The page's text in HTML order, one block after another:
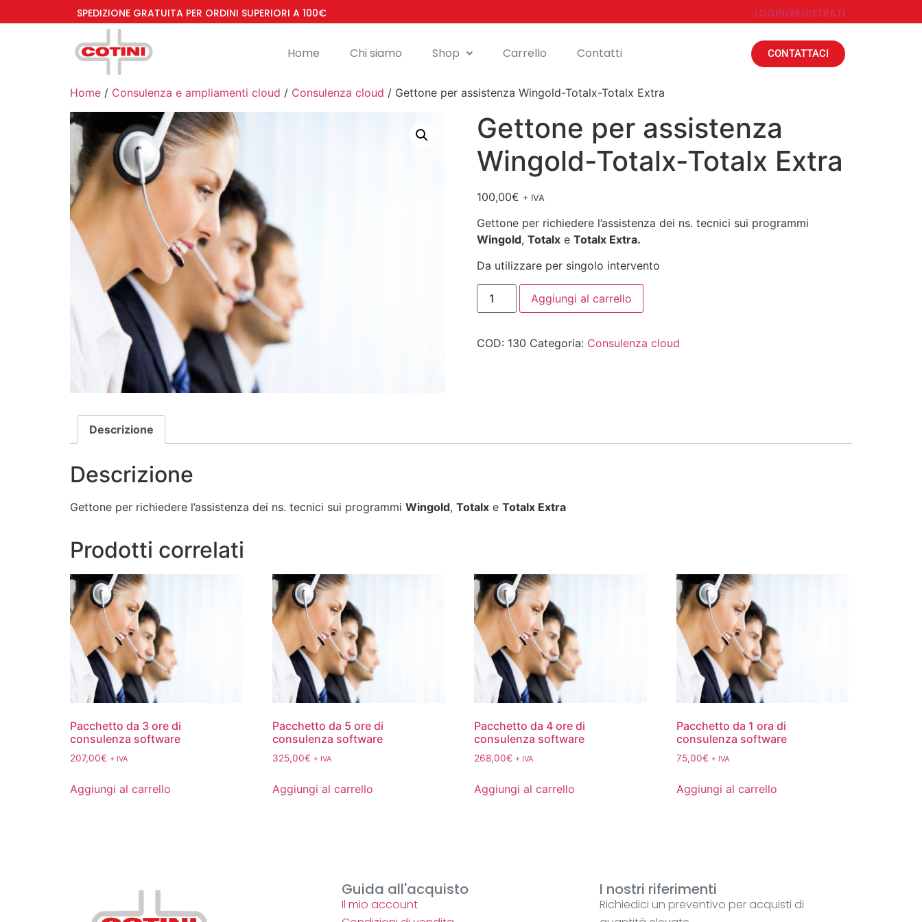
SPEDIZIONE GRATUITA PER ORDINI SUPERIORI A 100€ LOGIN/REGISTRATI
Home Chi siamo Shop Carrello Contatti CONTATTACI
Home / Consulenza e ampliamenti cloud / Consulenza cloud / Gettone per assistenza Wingold-Totalx-Totalx Extra
Gettone per assistenza
Wingold-Totalx-Totalx Extra
100,00€ + IVA
Gettone per richiedere l’assistenza dei ns. tecnici sui programmi
Wingold, Totalxe Totalx Extra.
Da utilizzare per singolo intervento
Aggiungi al carrello
COD: 130 Categoria: Consulenza cloud
Descrizione
Descrizione
Gettone per richiedere l’assistenza dei ns. tecnici sui programmi Wingold, Totalx e Totalx Extra
Prodotti correlati
Pacchetto da 3 ore di
consulenza software
207,00€ + IVA
Aggiungi al carrello
Pacchetto da 5 ore di
consulenza software
325,00€ + IVA
Aggiungi al carrello
Pacchetto da 4 ore di
consulenza software
268,00€ + IVA
Aggiungi al carrello
Pacchetto da 1 ora di
consulenza software
75,00€ + IVA
Aggiungi al carrello
Guida all'acquisto
Il mio account
I nostri riferimenti
Richiedici un preventivo per acquisti di